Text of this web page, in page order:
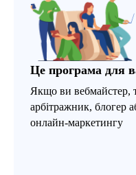
Це програма для
Якщо ви вебмайстер,
арбітражник, блогер
онлайн-маркетингу